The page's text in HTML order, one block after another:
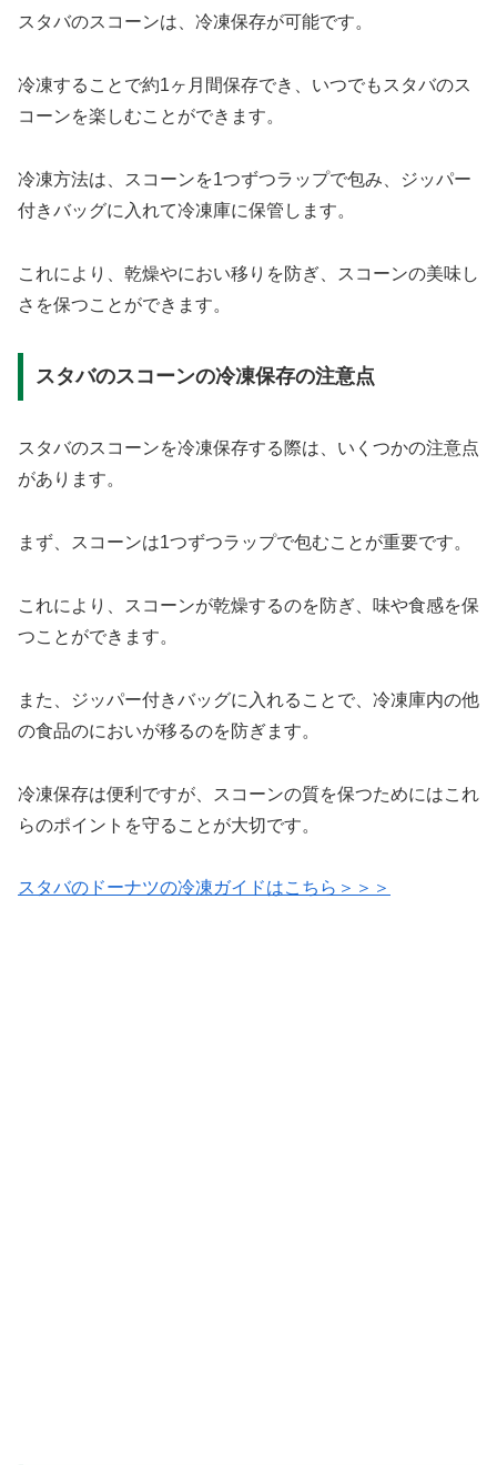
スタバのスコーンは、冷凍保存が可能です。
冷凍することで約1ヶ月間保存でき、いつでもスタバのス
コーンを楽しむことができます。
冷凍方法は、スコーンを1つずつラップで包み、ジッパー
付きバッグに入れて冷凍庫に保管します。
これにより、乾燥やにおい移りを防ぎ、スコーンの美味し
さを保つことができます。
スタバのスコーンの冷凍保存の注意点
スタバのスコーンを冷凍保存する際は、いくつかの注意点
があります。
まず、スコーンは1つずつラップで包むことが重要です。
これにより、スコーンが乾燥するのを防ぎ、味や食感を保
つことができます。
また、ジッパー付きバッグに入れることで、冷凍庫内の他
の食品のにおいが移るのを防ぎます。
冷凍保存は便利ですが、スコーンの質を保つためにはこれ
らのポイントを守ることが大切です。
スタバのドーナツの冷凍ガイドはこちら＞＞＞